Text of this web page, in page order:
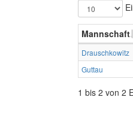
Mannschaft
Drauschkowitz
Guttau
1 bis 2 von 2